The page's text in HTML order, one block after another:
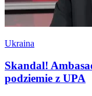
Ukraina
Skandal!
podziemie z UPA